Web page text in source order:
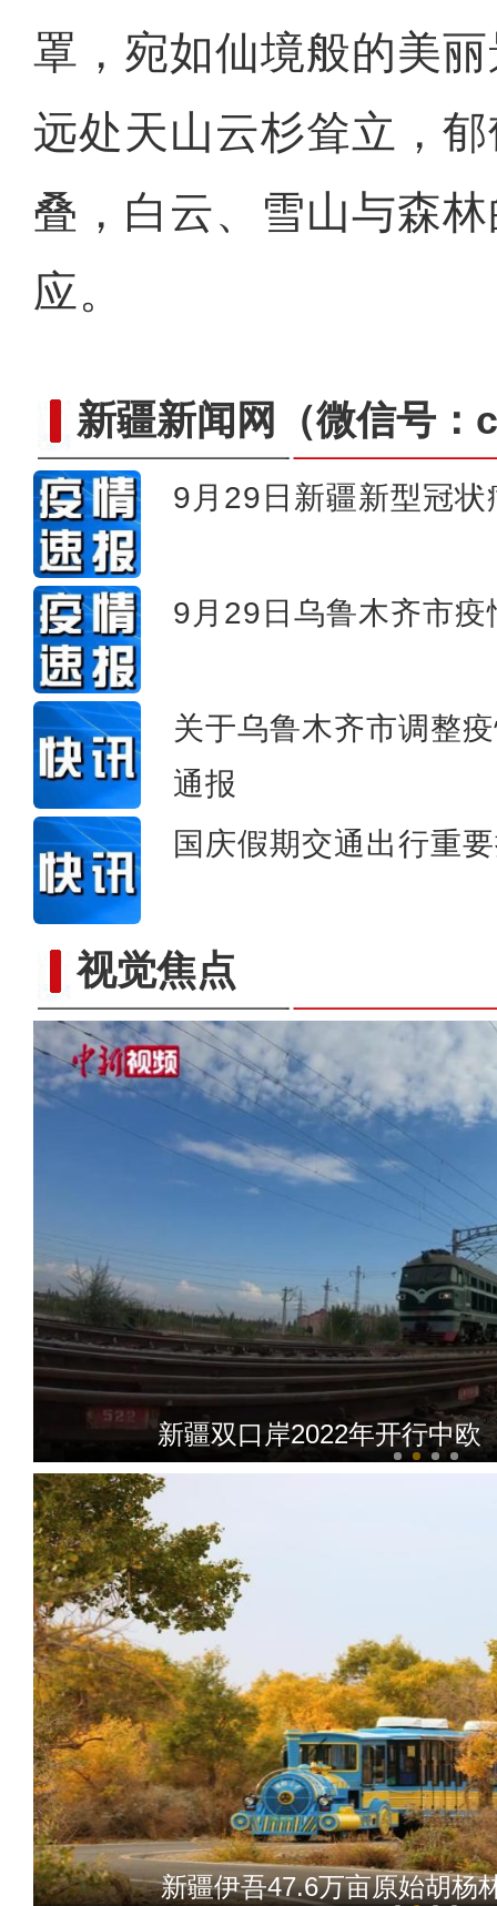
罩，宛如仙境般的美
远处天山云杉耸立，
叠，白云、雪山与森
应。
新疆新闻网 （微信号
9月29日新疆新型冠
9月29日乌鲁木齐市
关于乌鲁木齐市调整
通报
国庆假期交通出行重
视觉焦点新疆伊犁：夕阳映照塞克
新疆双口岸2022年开行中欧
新疆疾控专家：疫情出现反
新疆伊吾47.6万亩原始胡杨